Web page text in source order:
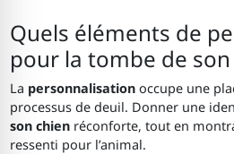
Quels éléments de
pour la tombe de son
La personnalisation occupe une
processus de deuil. Donner une
son chien réconforte, tout en
ressenti pour l’animal.